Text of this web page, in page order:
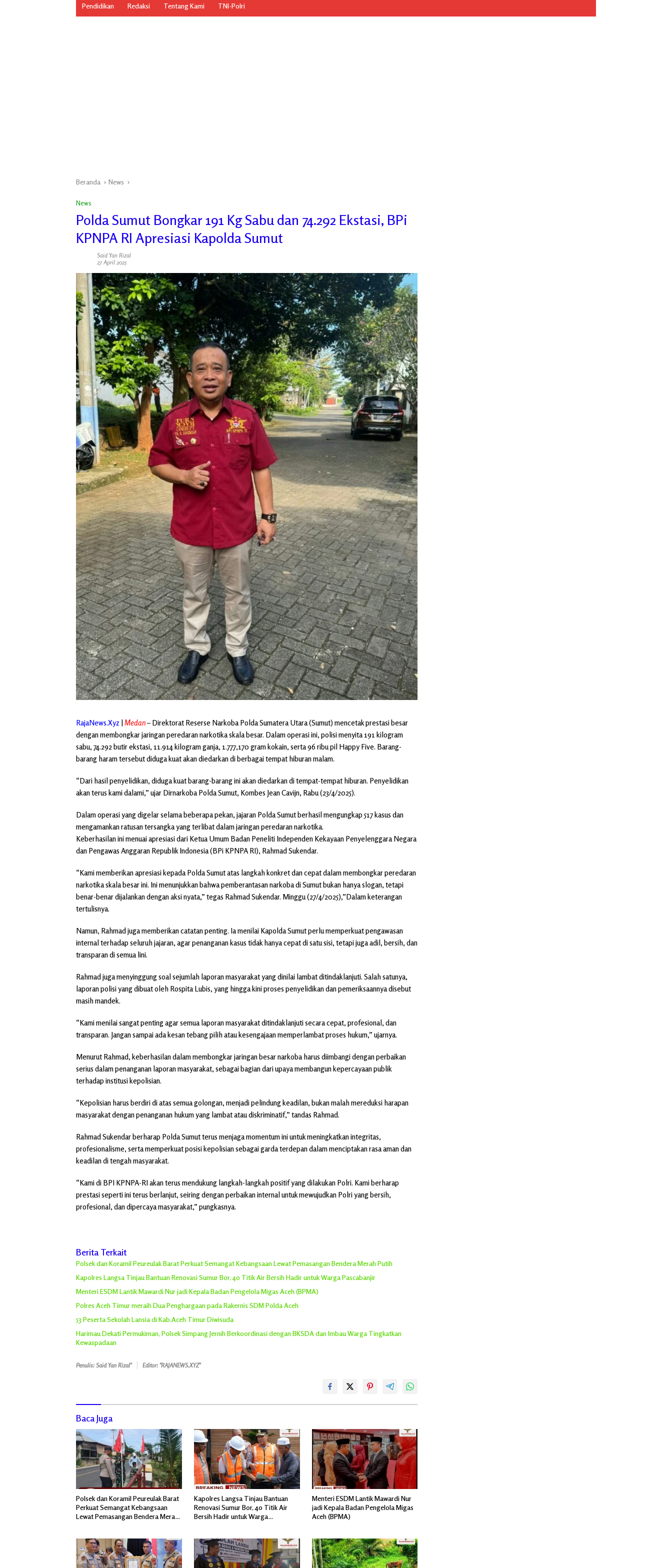
Pendidikan Redaksi Tentang Kami TNI-Polri
Beranda News
News
Polda Sumut Bongkar 191 Kg Sabu dan 74.292 Ekstasi, BPi
KPNPA RI Apresiasi Kapolda Sumut
Said Yan Rizal
27 April 2025
RajaNews.Xyz Medan– Direktorat Reserse Narkoba Polda Sumatera Utara (Sumut) mencetak prestasi besar
dengan membongkar jaringan peredaran narkotika skala besar. Dalam operasi ini, polisi menyita 191 kilogram
sabu, 74.292 butir ekstasi, 11.914 kilogram ganja, 1.777,170 gram kokain, serta 96 ribu pil Happy Five. Barang-
barang haram tersebut diduga kuat akan diedarkan di berbagai tempat hiburan malam.
“Dari hasil penyelidikan, diduga kuat barang-barang ini akan diedarkan di tempat-tempat hiburan. Penyelidikan
akan terus kami dalami,” ujar Dirnarkoba Polda Sumut, Kombes Jean Cavijn, Rabu (23/4/2025).
Dalam operasi yang digelar selama beberapa pekan, jajaran Polda Sumut berhasil mengungkap 517 kasus dan
mengamankan ratusan tersangka yang terlibat dalam jaringan peredaran narkotika.
Keberhasilan ini menuai apresiasi dari Ketua Umum Badan Peneliti Independen Kekayaan Penyelenggara Negara
dan Pengawas Anggaran Republik Indonesia (BPi KPNPA RI), Rahmad Sukendar.
“Kami memberikan apresiasi kepada Polda Sumut atas langkah konkret dan cepat dalam membongkar peredaran
narkotika skala besar ini. Ini menunjukkan bahwa pemberantasan narkoba di Sumut bukan hanya slogan, tetapi
benar-benar dijalankan dengan aksi nyata,” tegas Rahmad Sukendar. Minggu (27/4/2025),”Dalam keterangan
tertulisnya.
Namun, Rahmad juga memberikan catatan penting. Ia menilai Kapolda Sumut perlu memperkuat pengawasan
internal terhadap seluruh jajaran, agar penanganan kasus tidak hanya cepat di satu sisi, tetapi juga adil, bersih, dan
transparan di semua lini.
Rahmad juga menyinggung soal sejumlah laporan masyarakat yang dinilai lambat ditindaklanjuti. Salah satunya,
laporan polisi yang dibuat oleh Rospita Lubis, yang hingga kini proses penyelidikan dan pemeriksaannya disebut
masih mandek.
“Kami menilai sangat penting agar semua laporan masyarakat ditindaklanjuti secara cepat, profesional, dan
transparan. Jangan sampai ada kesan tebang pilih atau kesengajaan memperlambat proses hukum,” ujarnya.
Menurut Rahmad, keberhasilan dalam membongkar jaringan besar narkoba harus diimbangi dengan perbaikan
serius dalam penanganan laporan masyarakat, sebagai bagian dari upaya membangun kepercayaan publik
terhadap institusi kepolisian.
“Kepolisian harus berdiri di atas semua golongan, menjadi pelindung keadilan, bukan malah mereduksi harapan
masyarakat dengan penanganan hukum yang lambat atau diskriminatif,” tandas Rahmad.
Rahmad Sukendar berharap Polda Sumut terus menjaga momentum ini untuk meningkatkan integritas,
profesionalisme, serta memperkuat posisi kepolisian sebagai garda terdepan dalam menciptakan rasa aman dan
keadilan di tengah masyarakat.
“Kami di BPI KPNPA-RI akan terus mendukung langkah-langkah positif yang dilakukan Polri. Kami berharap
prestasi seperti ini terus berlanjut, seiring dengan perbaikan internal untuk mewujudkan Polri yang bersih,
profesional, dan dipercaya masyarakat,” pungkasnya.
Berita Terkait
Polsek dan Koramil Peureulak Barat Perkuat Semangat Kebangsaan Lewat Pemasangan Bendera Merah Putih
Kapolres Langsa Tinjau Bantuan Renovasi Sumur Bor, 40 Titik Air Bersih Hadir untuk Warga Pascabanjir
Menteri ESDM Lantik Mawardi Nur jadi Kepala Badan Pengelola Migas Aceh (BPMA)
Polres Aceh Timur meraih Dua Penghargaan pada Rakernis SDM Polda Aceh
53 Peserta Sekolah Lansia di Kab.Aceh Timur Diwisuda
Harimau Dekati Permukiman, Polsek Simpang Jernih Berkoordinasi dengan BKSDA dan Imbau Warga Tingkatkan
Kewaspadaan
Penulis: Said Yan Rizal" Editor: "RAJANEWS.XYZ"
Baca Juga
Polsek dan Koramil Peureulak Barat
Perkuat Semangat Kebangsaan
Lewat Pemasangan Bendera Merah
Kapolres Langsa Tinjau Bantuan
Renovasi Sumur Bor, 40 Titik Air
Bersih Hadir untuk Warga
Menteri ESDM Lantik Mawardi Nur
jadi Kepala Badan Pengelola Migas
Aceh (BPMA)